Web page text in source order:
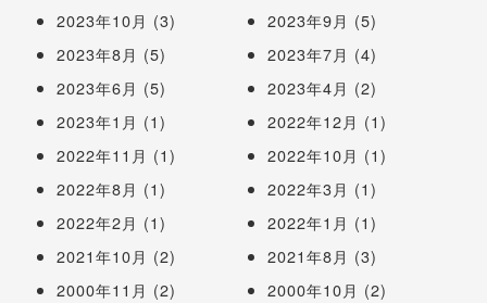
2023年10月 (3) 2023年9月 (5)
2023年8月 (5) 2023年7月 (4)
2023年6月 (5) 2023年4月 (2)
2023年1月 (1) 2022年12月 (1)
2022年11月 (1) 2022年10月 (1)
2022年8月 (1) 2022年3月 (1)
2022年2月 (1) 2022年1月 (1)
2021年10月 (2) 2021年8月 (3)
2000年11月 (2) 2000年10月 (2)